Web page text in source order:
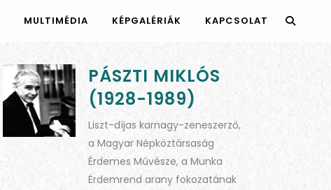
MULTIMÉDIA KÉPGALÉRIÁK KAPCSOLAT
PÁSZTI MIKLÓS
(1928-1989)
Liszt-díjas karnagy-zeneszerző,
a Magyar Népköztársaság
Érdemes Művésze, a Munka
Érdemrend arany fokozatának